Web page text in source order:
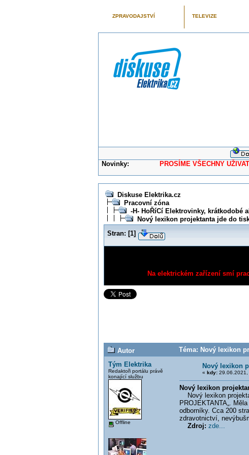
ZPRAVODAJSTVÍ TELEVIZE
Novinky: PROSÍME VŠECHNY
Diskuse Elektrika.cz
Pracovní zóna
-H- HoŘíCí Elektrovinky, krátkodobé
Nový lexikon projektanta jde do
Stran: [1]
Na elektrickém zařízení smí
Autor
Téma: Nový lexikon
Tým Elektrika
Redaktoři portálu právě
konající službu
Offline
Nový lexikon
« kdy:29.06.2021,
Nový lexikon
Nový lexikon
PROJEKTANTA„.
odborníky. Cca 200
zdravotnictví,
Zdroj: zde...